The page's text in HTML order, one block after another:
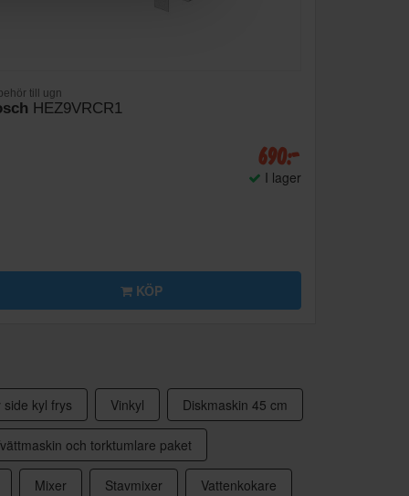
till ugn
HEZ9VRCR1
690:-
I lager
KÖP
side kyl frys Vinkyl Diskmaskin 45 cm
och torktumlare paket
Mixer Stavmixer Vattenkokare